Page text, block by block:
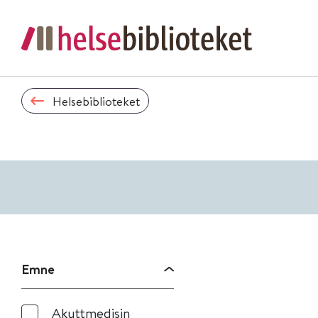
Helsebiblioteket
Emne
Akuttmedisin